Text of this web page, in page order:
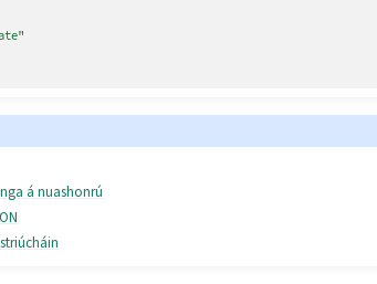
á nuashonrú